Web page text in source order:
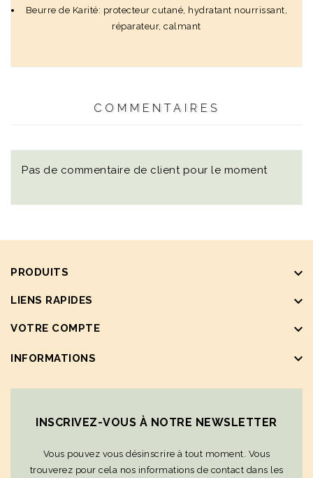
Beurre de Karité: protecteur cutané, hydratant nourrissant,
réparateur, calmant
COMMENTAIRES
Pas de commentaire de client pour le moment
PRODUITS keyboard_arrow_down
LIENS RAPIDES keyboard_arrow_down
VOTRE COMPTE keyboard_arrow_down
INFORMATIONS keyboard_arrow_down
INSCRIVEZ-VOUS À NOTRE NEWSLETTER
Vous pouvez vous désinscrire à tout moment. Vous
trouverez pour cela nos informations de contact dans les